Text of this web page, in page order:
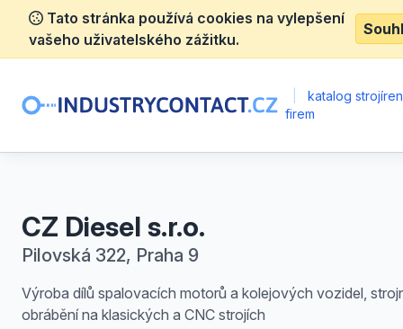
Tato stránka používá cookies na vylepšení
vašeho uživatelského zážitku.
katalog
firem
CZ Diesel s.r.o.
Pilovská 322, Praha 9
Výroba dílů spalovacích motorů a kolejových vozidel,
obrábění na klasických a CNC strojích